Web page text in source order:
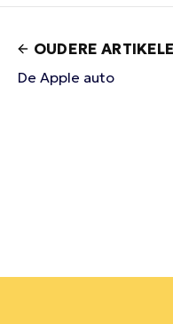
OUDERE
De Apple auto